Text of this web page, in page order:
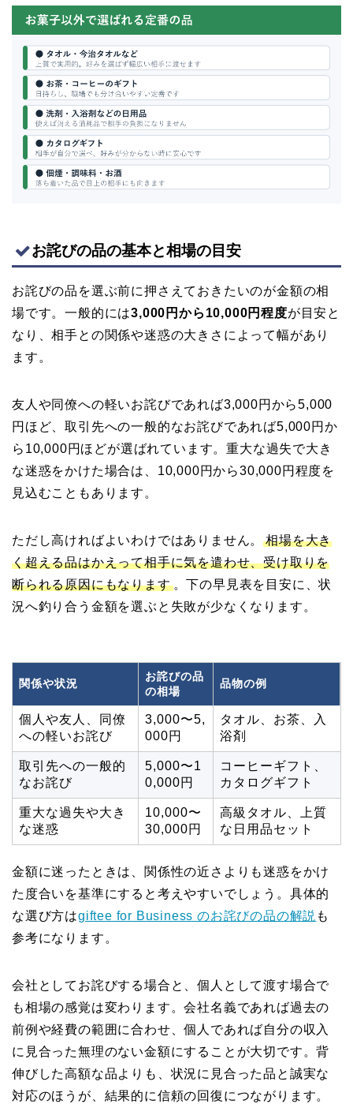
お詫びの品の基本と相場の目安
お詫びの品を選ぶ前に押さえておきたいのが金額の相
場です。一般的には3,000円から10,000円程度が目安と
なり、相手との関係や迷惑の大きさによって幅があり
ます。
友人や同僚への軽いお詫びであれば3,000円から5,000
円ほど、取引先への一般的なお詫びであれば5,000円か
ら10,000円ほどが選ばれています。重大な過失で大き
な迷惑をかけた場合は、10,000円から30,000円程度を
見込むこともあります。
ただし高ければよいわけではありません。相場を大き
く超える品はかえって相手に気を遣わせ、受け取りを
断られる原因にもなります。下の早見表を目安に、状
況へ釣り合う金額を選ぶと失敗が少なくなります。
関係や状況
お詫びの品
の相場
品物の例
個人や友人、同僚
への軽いお詫び
3,000〜5,
000円
タオル、お茶、入
浴剤
取引先への一般的
なお詫び
5,000〜1
0,000円
コーヒーギフト、
カタログギフト
重大な過失や大き
な迷惑
10,000〜
30,000円
高級タオル、上質
な日用品セット
金額に迷ったときは、関係性の近さよりも迷惑をかけ
た度合いを基準にすると考えやすいでしょう。具体的
な選び方はgiftee for Business のお詫びの品の解説 も
参考になります。
会社としてお詫びする場合と、個人として渡す場合で
も相場の感覚は変わります。会社名義であれば過去の
前例や経費の範囲に合わせ、個人であれば自分の収入
に見合った無理のない金額にすることが大切です。背
伸びした高額な品よりも、状況に見合った品と誠実な
対応のほうが、結果的に信頼の回復につながります。